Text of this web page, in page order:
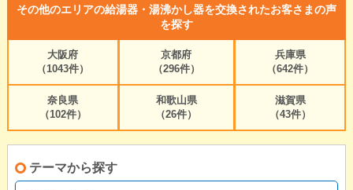
その他のエリアの給湯器・湯沸かし器を交換されたお客さまの声
を探す
大阪府
（1043件）
京都府
（296件）
兵庫県
（642件）
奈良県
（102件）
和歌山県
（26件）
滋賀県
（43件）
テーマから探す